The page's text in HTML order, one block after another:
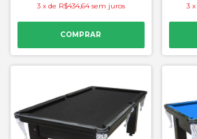
3 x de R$434,64 sem juros 3 x